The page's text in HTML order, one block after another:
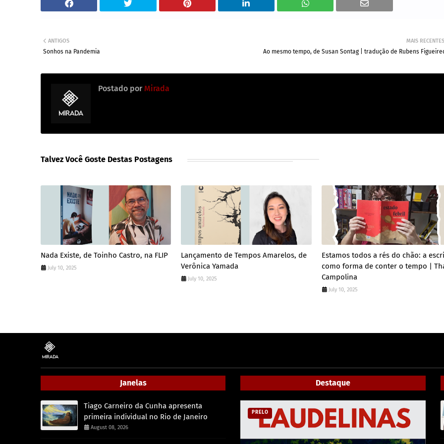
MAIS RECENTES
Ao mesmo tempo, de Susan Sontag | tradução de Rubens
ANTIGOS
Sonhos na Pandemia
Postado por Mirada
Talvez Você Goste Destas Postagens
Nada Existe, de Toinho Castro, na FLIP
July 10, 2025
Lançamento de Tempos Amarelos, de
Verônica Yamada
July 10, 2025
Estamos todos a rés do chão: a
como forma de conter o tempo |
Campolina
July 10, 2025
Janelas
Tiago Carneiro da Cunha apresenta
primeira individual no Rio de Janeiro
August 08, 2026
Destaque
PRELO